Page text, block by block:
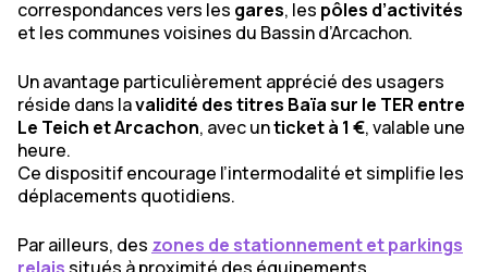
correspondances vers les gares, les pôles d’activités
et les communes voisines du Bassin d’Arcachon.
Un avantage particulièrement apprécié des usagers
réside dans lavalidité des titres Baïa sur le TER entre
Le Teich et Arcachon, avec unticket à 1 €, valable une
heure.
Ce dispositif encourage l’intermodalité et simplifie les
déplacements quotidiens.
Par ailleurs, des zones de stationnementetparkings